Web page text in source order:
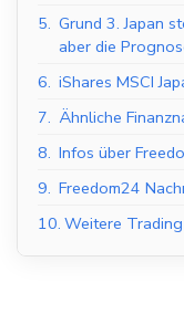
5. Grund 3. Japan
aber die
6. iShares MSCI
7. Ähnliche
8. Infos über
9. Freedom24
10. Weitere